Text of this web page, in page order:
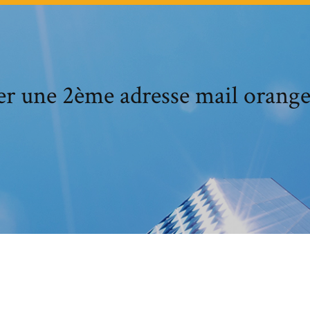
une 2ème adresse mail